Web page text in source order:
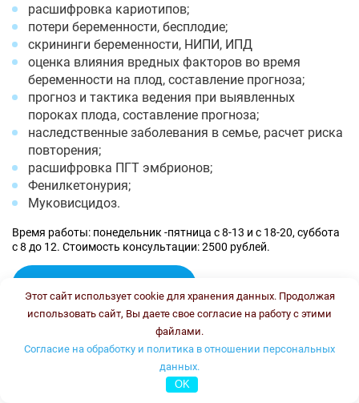
расшифровка кариотипов;
потери беременности, бесплодие;
скрининги беременности, НИПИ, ИПД
оценка влияния вредных факторов во время
беременности на плод, составление прогноза;
прогноз и тактика ведения при выявленных
пороках плода, составление прогноза;
наследственные заболевания в семье, расчет риска
повторения;
расшифровка ПГТ эмбрионов;
Фенилкетонурия;
Муковисцидоз.
Время работы: понедельник -пятница с 8-13 и с 18-20, суббота
с 8 до 12. Стоимость консультации: 2500 рублей.
Колесникова Ирина Васильевна
Этот сайт использует cookie для хранения данных. Продолжая
использовать сайт, Вы даете свое согласие на работу с этими
файлами.
Согласие на обработку и политика в отношении персональных
данных.
OK